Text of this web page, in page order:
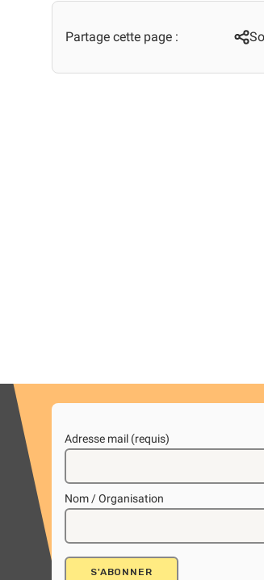
Partage cette page :
Adresse mail (requis)
Nom / Organisation